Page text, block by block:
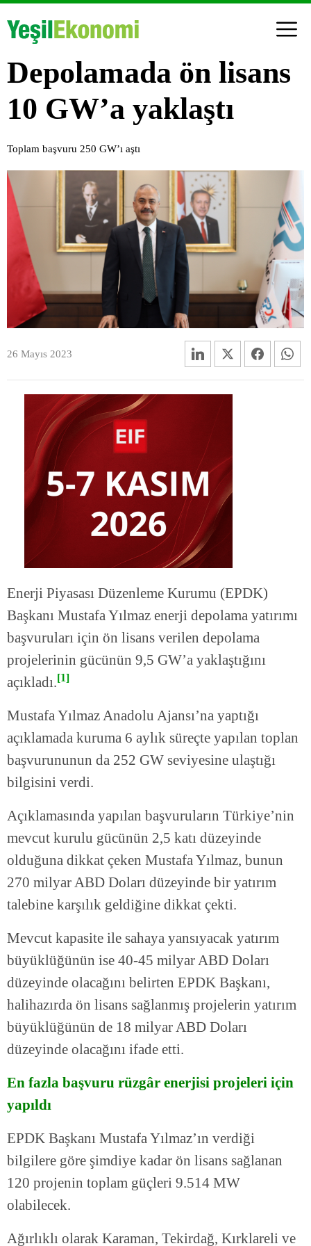
Depolamada ön lisans
10 GW’a yaklaştı
Toplam başvuru 250 GW’ı aştı
26 Mayıs 2023
Enerji Piyasası Düzenleme Kurumu (EPDK)
Başkanı Mustafa Yılmaz enerji depolama yatırımı
başvuruları için ön lisans verilen depolama
projelerinin gücünün 9,5 GW’a yaklaştığını
açıkladı.[1]
Mustafa Yılmaz Anadolu Ajansı’na yaptığı
açıklamada kuruma 6 aylık süreçte yapılan toplan
başvurununun da 252 GW seviyesine ulaştığı
bilgisini verdi.
Açıklamasında yapılan başvuruların Türkiye’nin
mevcut kurulu gücünün 2,5 katı düzeyinde
olduğuna dikkat çeken Mustafa Yılmaz, bunun
270 milyar ABD Doları düzeyinde bir yatırım
talebine karşılık geldiğine dikkat çekti.
Mevcut kapasite ile sahaya yansıyacak yatırım
büyüklüğünün ise 40-45 milyar ABD Doları
düzeyinde olacağını belirten EPDK Başkanı,
halihazırda ön lisans sağlanmış projelerin yatırım
büyüklüğünün de 18 milyar ABD Doları
düzeyinde olacağını ifade etti.
En fazla başvuru rüzgâr enerjisi projeleri için
yapıldı
EPDK Başkanı Mustafa Yılmaz’ın verdiği
bilgilere göre şimdiye kadar ön lisans sağlanan
120 projenin toplam güçleri 9.514 MW
olabilecek.
Ağırlıklı olarak Karaman, Tekirdağ, Kırklareli ve